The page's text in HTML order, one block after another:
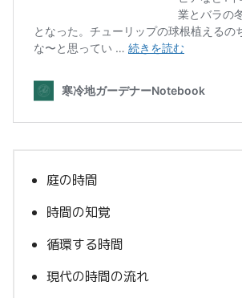
庭の時間
時間の知覚
循環する時間
現代の時間の流れ